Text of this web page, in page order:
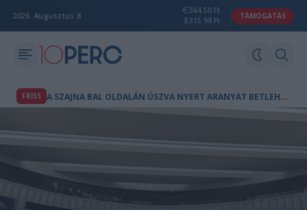
2026. Augusztus 8.
364.50 Ft
315.99 Ft
TÁMOGATÁS
FRISS A
SZAJNA BAL OLDALÁN ÚSZVA NYERT ARANYAT BETLEHEM DÁVID